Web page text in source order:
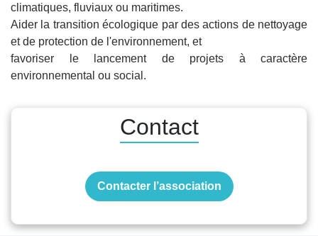
climatiques, fluviaux ou maritimes.
Aider la transition écologique par des actions de nettoyage
et de protection de l'environnement, et
favoriser le lancement de projets à caractère
environnemental ou social.
Contact
Contacter l’association